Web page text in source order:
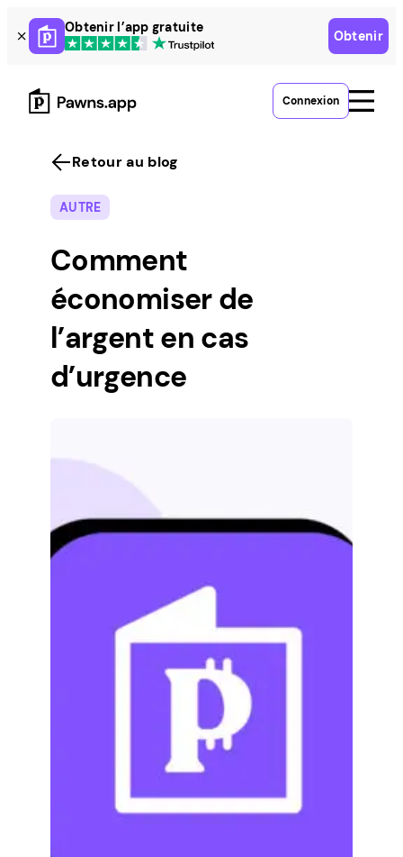
Skip
to
content
Obtenir l’app gratuite
Obtenir
Connexion
Retour au blog
AUTRE
Comment
économiser de
l’argent en cas
d’urgence